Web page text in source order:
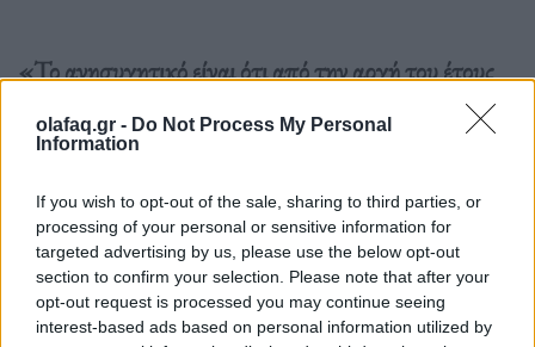
olafaq.gr - Do Not Process My Personal
Information
If you wish to opt-out of the sale, sharing to third parties, or
processing of your personal or sensitive information for
targeted advertising by us, please use the below opt-out
section to confirm your selection. Please note that after your
opt-out request is processed you may continue seeing
interest-based ads based on personal information utilized by
«Το ανησυχητικό είναι ότι από την αρχή του έτους
478 επιπλέον άνθρωποι έχουν χάσει την ζωή τους
στην θάλασσα ή αγνοούνται».
Διαβάστε περισσότερα→
Δημοσιεύθηκε σεΔιεθνή|TaggedΘάλασσα,Θάνατοι,ΟΗΕ,Πνιγμοί